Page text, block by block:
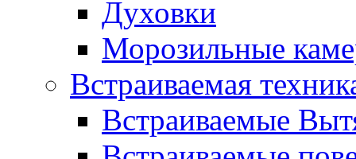
Духовки
Морозильные
Встраиваемая
Встраиваемые